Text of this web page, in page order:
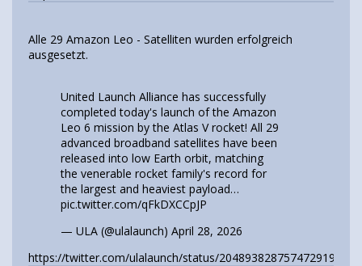
Alle 29 Amazon Leo - Satelliten wurden erfolgreich
ausgesetzt.
United Launch Alliance has successfully
completed today's launch of the Amazon
Leo 6 mission by the Atlas V rocket! All 29
advanced broadband satellites have been
released into low Earth orbit, matching
the venerable rocket family's record for
the largest and heaviest payload…
pic.twitter.com/qFkDXCCpJP
— ULA (@ulalaunch) April 28, 2026
https://twitter.com/ulalaunch/status/2048938287574729197